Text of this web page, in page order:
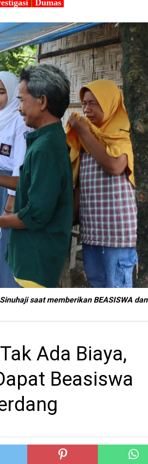
| Dumas
saat memberikan BEASISWA dan
Ada Biaya,
Beasiswa